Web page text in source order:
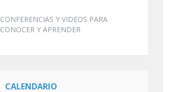
CONFERENCIAS Y VIDEOS PARA
CONOCER Y APRENDER
CALENDARIO